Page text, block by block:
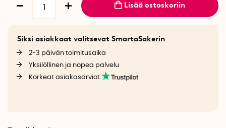
Lisää ostoskoriin
Siksi asiakkaat valitsevat SmartaSakerin
2-3 päivän toimitusaika
Yksilöllinen ja nopea palvelu
Korkeat asiakasarviot